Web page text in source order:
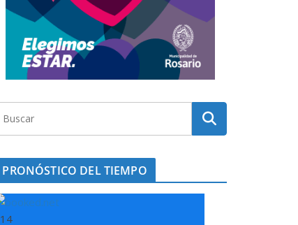
PRONÓSTICO DEL TIEMPO
14